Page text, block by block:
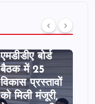
उत्तराखंड की
एमडीडीए बोर्ड
बैठक में 25
विकास प्रस्तावों
को मिली मंजूरी,